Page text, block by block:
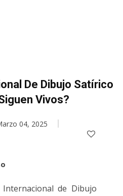
De Dibujo Satírico
Vivos?
04, 2025
Internacional de Dibujo